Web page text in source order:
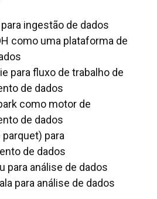
ingestão de dados
como uma plataforma de
para fluxo de trabalho de
de dados
como motor de
de dados
parquet) para
de dados
para análise de dados
para análise de dados